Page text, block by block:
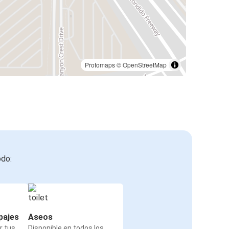
Protomaps©OpenStreetMap
Aseos